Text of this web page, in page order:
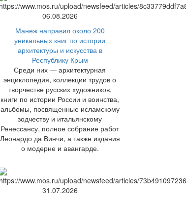
06.08.2026
Манеж направил около 200
уникальных книг по истории
архитектуры и искусства в
Республику Крым
Среди них — архитектурная
энциклопедия, коллекции трудов о
творчестве русских художников,
книги по истории России и воинства,
альбомы, посвященные исламскому
зодчеству и итальянскому
Ренессансу, полное собрание работ
Леонардо да Винчи, а также издания
о модерне и авангарде.
31.07.2026